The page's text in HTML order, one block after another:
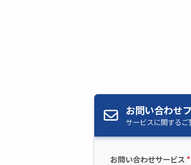
お問い合わせ
サービスに関するご
お問い合わせサービス *